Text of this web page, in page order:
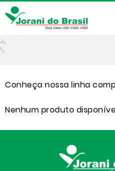
Conheça nossa linha
Nenhum produto